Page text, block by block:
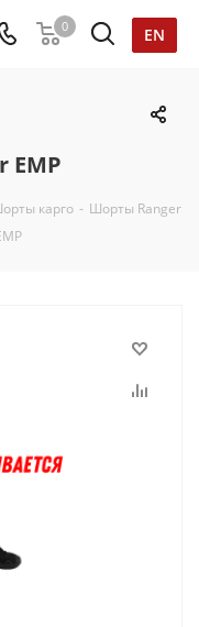
EN
0
ЕМР
карго - Шорты Ranger